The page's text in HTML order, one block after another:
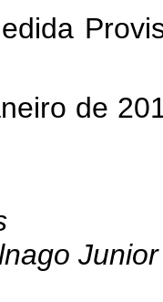
de
Junior